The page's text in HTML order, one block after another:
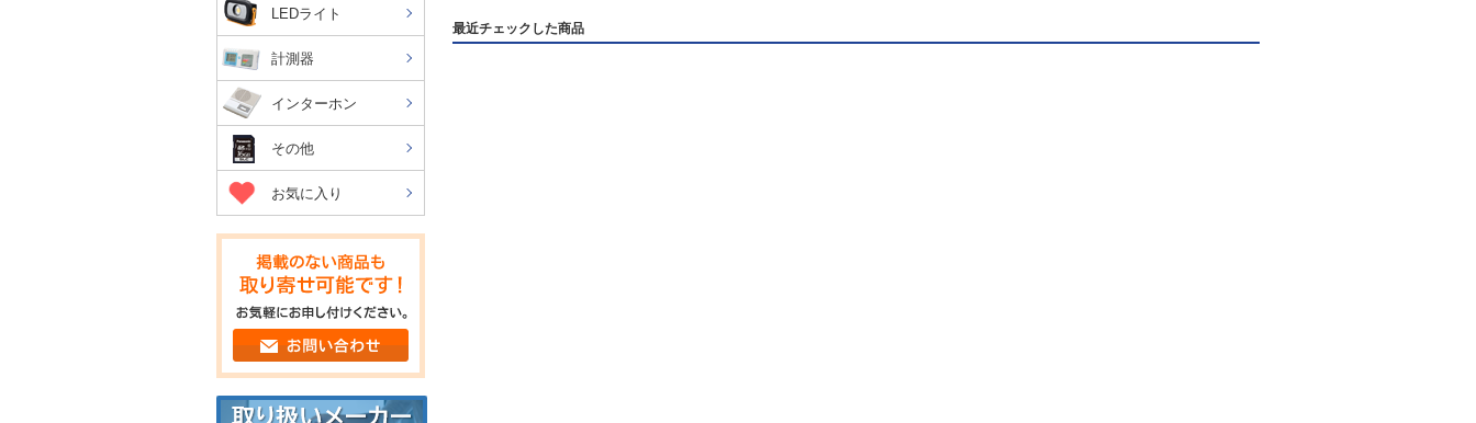
最近チェックした商品
LEDライト
計測器
インターホン
その他
お気に入り